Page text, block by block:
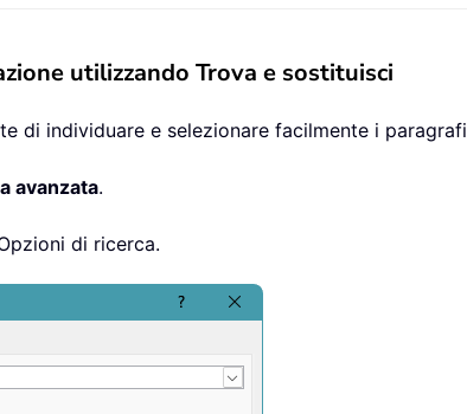
utilizzando Trova e sostituisci
di individuare e selezionare facilmente i
avanzata.
di ricerca.